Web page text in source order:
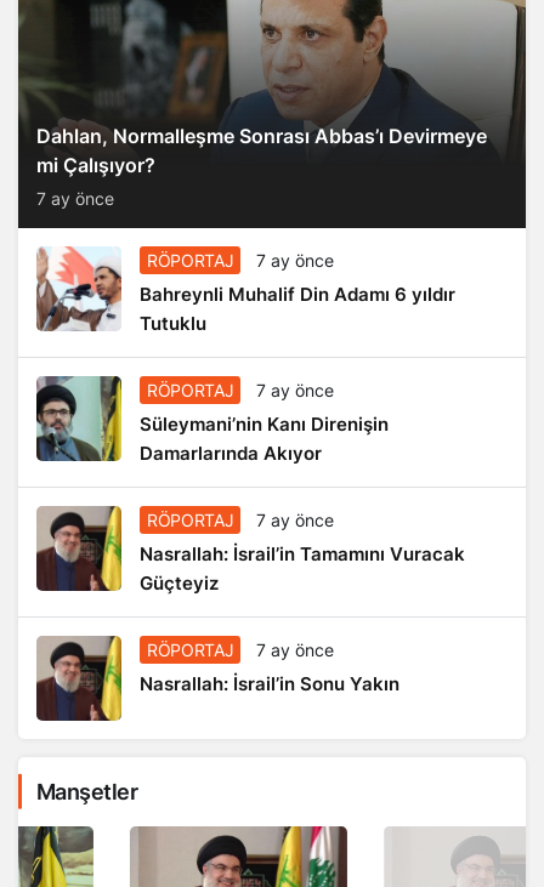
Dahlan, Normalleşme Sonrası Abbas’ı Devirmeye
mi Çalışıyor?
7 ay önce
RÖPORTAJ 7 ay önce
Bahreynli Muhalif Din Adamı 6 yıldır
Tutuklu
RÖPORTAJ 7 ay önce
Süleymani’nin Kanı Direnişin
Damarlarında Akıyor
RÖPORTAJ 7 ay önce
Nasrallah: İsrail’in Tamamını Vuracak
Güçteyiz
RÖPORTAJ 7 ay önce
Nasrallah: İsrail’in Sonu Yakın
Manşetler